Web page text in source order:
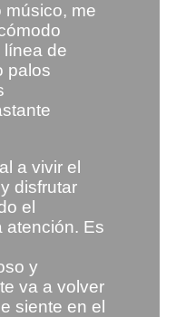
músico, me
línea de
palos
a vivir el
disfrutar
el
atención. Es
y
va a volver
siente en el